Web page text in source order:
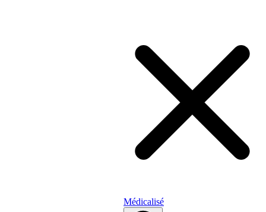
Médicalisé